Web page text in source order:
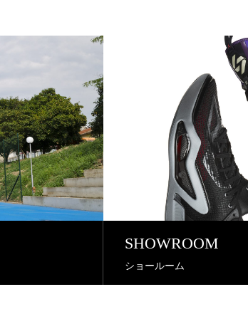
SHOWROOM
ショールーム